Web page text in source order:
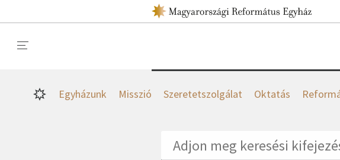
Egyházunk Misszió Szeretetszolgálat Oktatás